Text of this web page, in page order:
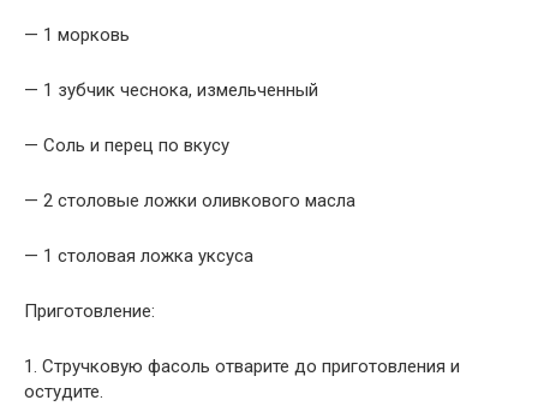
— 1 морковь
— 1 зубчик чеснока, измельченный
— Соль и перец по вкусу
— 2 столовые ложки оливкового масла
— 1 столовая ложка уксуса
Приготовление:
1. Стручковую фасоль отварите до приготовления и
остудите.